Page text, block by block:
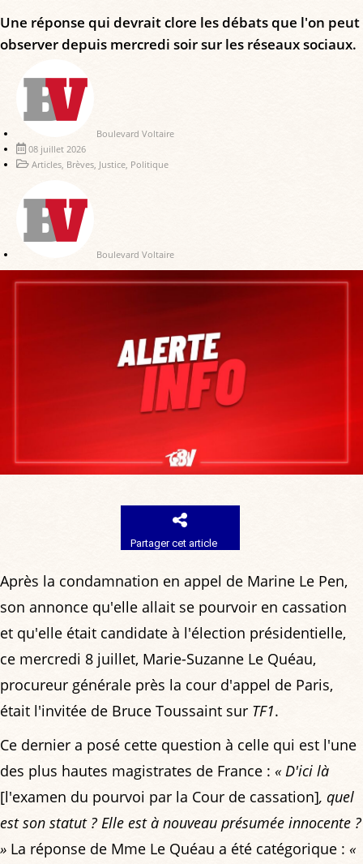
Une réponse qui devrait clore les débats que l'on peut
observer depuis mercredi soir sur les réseaux sociaux.
Boulevard Voltaire
08 juillet 2026
Articles, Brèves, Justice, Politique
Boulevard Voltaire
Partager cet article
Après la condamnation en appel de Marine Le Pen,
son annonce qu'elle allait se pourvoir en cassation
et qu'elle était candidate à l'élection présidentielle,
ce mercredi 8 juillet, Marie-Suzanne Le Quéau,
procureur générale près la cour d'appel de Paris,
était l'invitée de Bruce Toussaint sur TF1.
Ce dernier a posé cette question à celle qui est l'une
des plus hautes magistrates de France : « D'ici là
[l'examen du pourvoi par la Cour de cassation], quel
est son statut ? Elle est à nouveau présumée innocente ?
» La réponse de Mme Le Quéau a été catégorique : «